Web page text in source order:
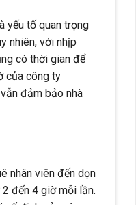
yếu tố quan trọng
nhiên, với nhịp
có thời gian để
của công ty
đảm bảo nhà
nhân viên đến dọn
đến 4 giờ mỗi lần.